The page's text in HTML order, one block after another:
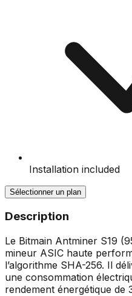
Installation included
Sélectionner un plan
Description
Le Bitmain Antminer S19
mineur ASIC haute
l’algorithme SHA-256. Il
une consommation
rendement énergétique de